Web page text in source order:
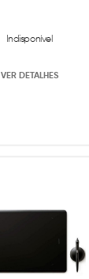
Indisponível
VER DETALHES